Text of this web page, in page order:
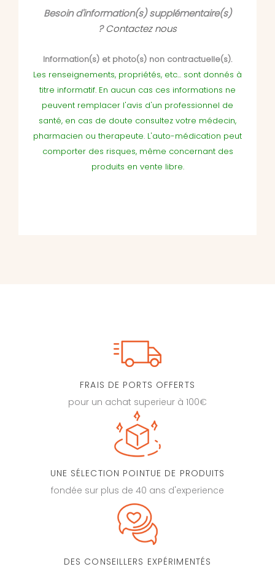
Besoin d'information(s) supplémentaire(s)
?Contactez nous
Information(s) et photo(s) non contractuelle(s).
Les renseignements, propriétés, etc... sont donnés à
titre informatif. En aucun cas ces informations ne
peuvent remplacer l'avis d'un professionnel de
santé, en cas de doute consultez votre médecin,
pharmacien ou therapeute. L'auto-médication peut
comporter des risques, même concernant des
produits en vente libre.
FRAIS DE PORTS OFFERTS
pour un achat superieur à 100€
UNE SÉLECTION POINTUE DE PRODUITS
fondée sur plus de 40 ans d'experience
DES CONSEILLERS EXPÉRIMENTÉS